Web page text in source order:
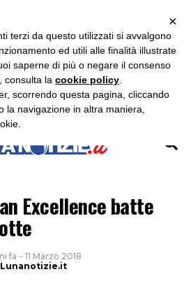
Excellence batte
fa – 11 Marzo 2018
×
terzi da questo utilizzati si avvalgono
ed utili alle finalità illustrate
saperne di più o negare il consenso
consulta la cookie policy
scorrendo questa pagina, cliccando
la navigazione in altra maniera,